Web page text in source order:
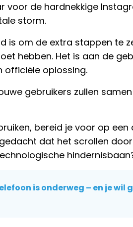
voor de hardnekkige
storm.
is om de extra stappen te
hebben. Het is aan de
officiële oplossing.
gebruikers zullen
bereid je voor op een
dat het scrollen
is onderweg – en je wil